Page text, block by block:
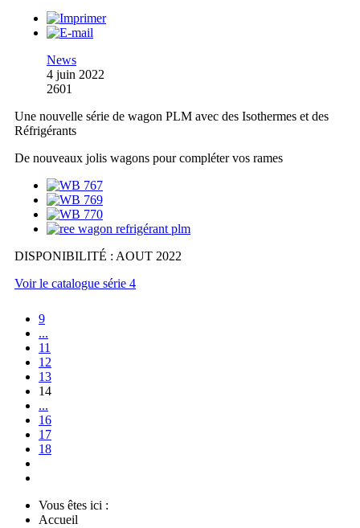
News
4 juin 2022
2601
Une nouvelle série de wagon PLM avec des Isothermes et des
Réfrigérants
De nouveaux jolis wagons pour compléter vos rames
DISPONIBILITÉ : AOUT 2022
Voir le catalogue série 4
9
...
11
12
13
14
...
16
17
18
Vous êtes ici :
Accueil